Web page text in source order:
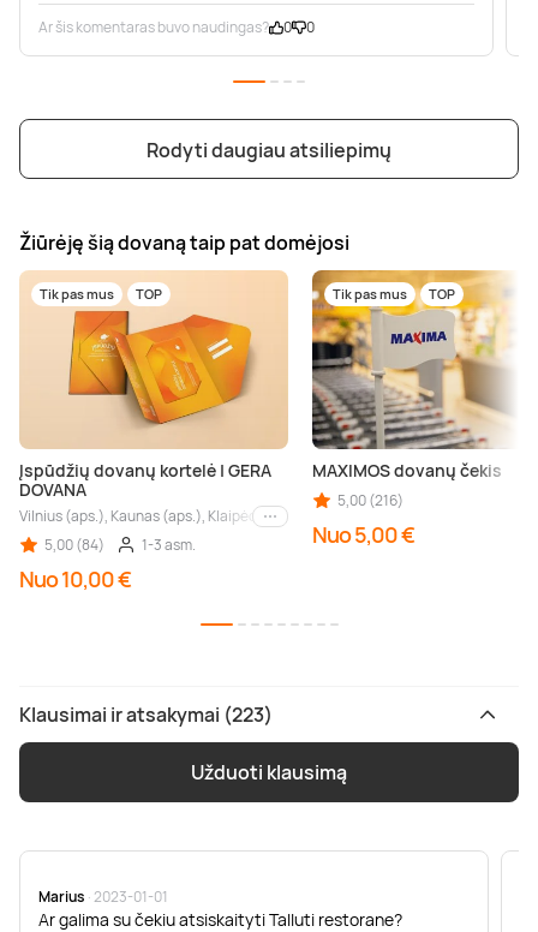
Ar šis komentaras buvo naudingas? 0 0
Rodyti daugiau atsiliepimų
Žiūrėję šią dovaną taip pat domėjosi
Tik pas mus TOP
Įspūdžių dovanų kortelė | GERA
DOVANA
Vilnius (aps.), Kaunas (aps.), Klaipėda (aps.), Palanga (aps.), Nida (aps.),
Kiti miestai
5,00 (84)
1-3 asm.
Nuo 10,00 €
Tik pas mus TOP
MAXIMOS dovanų čekis
5,00 (216)
Nuo 5,00 €
Klausimai ir atsakymai (223)
Užduoti klausimą
Marius · 2023-01-01
Ar galima su čekiu atsiskaityti Talluti restorane?